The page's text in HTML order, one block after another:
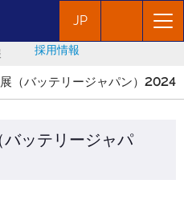
JP
採用情報
（バッテリージャパン）2024
ッテリージャパ